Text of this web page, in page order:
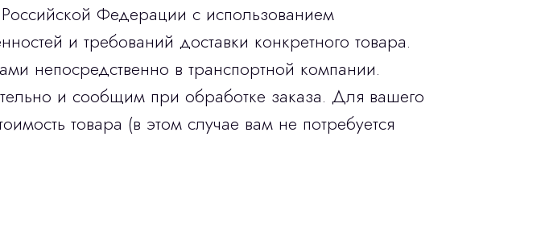
Федерации с использованием
и требований доставки конкретного товара.
непосредственно в транспортной компании.
и сообщим при обработке заказа. Для вашего
товара (в этом случае вам не потребуется